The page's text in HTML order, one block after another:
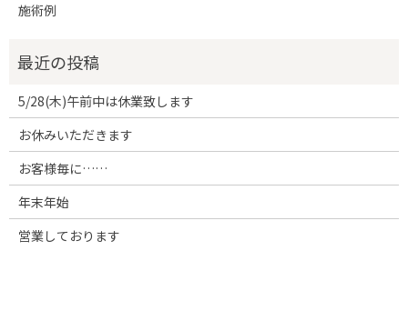
施術例
5/28(木)午前中は休業致します
お休みいただきます
お客様毎に……
年末年始
営業しております